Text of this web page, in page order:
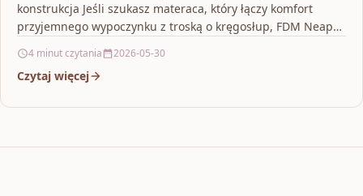
konstrukcja Jeśli szukasz materaca, który łączy komfort
przyjemnego wypoczynku z troską o kręgosłup, FDM Neapol
4 minut czytania 2026-05-30
Czytaj więcej